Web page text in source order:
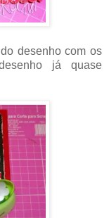
desenho com os
já quase